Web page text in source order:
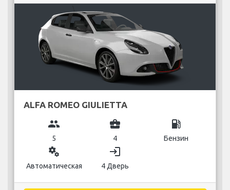
ALFA ROMEO GIULIETTA
group
5
business_center
4
local_gas_station
Бензин
miscellaneous_services
Автоматическая
login
4 Дверь